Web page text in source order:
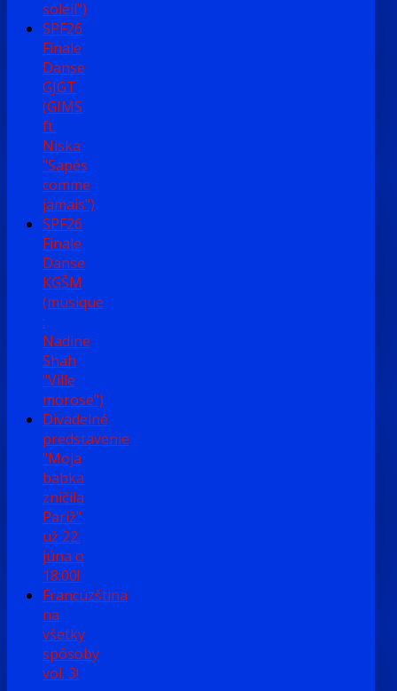
soleil")
SPF26
Finale
Danse
GJGT
(GIMS
ft.
Niska
"Sapés
comme
jamais")
SPF26
Finale
Danse
KGŠM
(musique
:
Nadine
Shah
"Ville
morose")
Divadelné
predstavenie
"Moja
babka
zničila
Pariž"
už 22.
júna o
18:00!
Francúzština
na
všetky
spôsoby
vol. 3!